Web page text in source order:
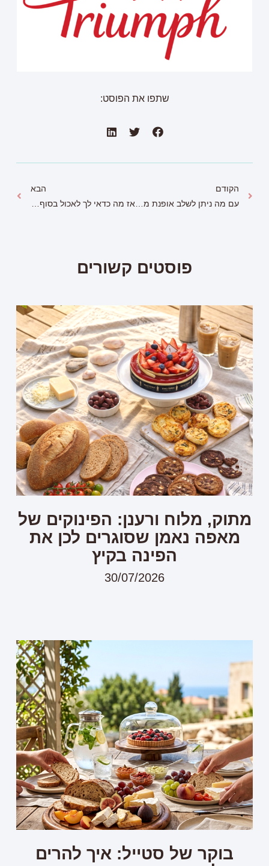
שתפו את הפוסט:
הקודם
עם מה ניתן לשלב אופנת מעטפת?
הבא
אז מה כדאי לך לאכול בסוף הצום?
פוסטים קשורים
מתוק, מלוח ורענן: הפינוקים של
מאפה נאמן שסוגרים לכן את
הפינה בקיץ
30/07/2026
בוקר של סטייל: איך להרים